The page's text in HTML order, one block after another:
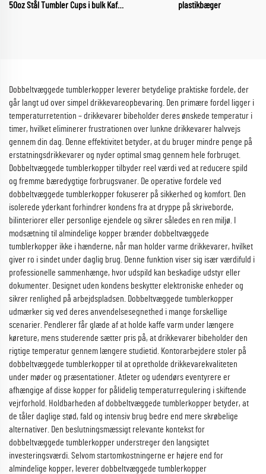
50oz Stål Tumbler Cups i bulk Kaffe
plastikbæger
Dobbeltvæggede tumblerkopper leverer betydelige praktiske fordele, der
går langt ud over simpel drikkevareopbevaring. Den primære fordel ligger i
temperaturretention – drikkevarer bibeholder deres ønskede temperatur i
timer, hvilket eliminerer frustrationen over lunkne drikkevarer halvvejs
gennem din dag. Denne effektivitet betyder, at du bruger mindre penge på
erstatningsdrikkevarer og nyder optimal smag gennem hele forbruget.
Dobbeltvæggede tumblerkopper tilbyder reel værdi ved at reducere spild
og fremme bæredygtige forbrugsvaner. De operative fordele ved
dobbeltvæggede tumblerkopper fokuserer på sikkerhed og komfort. Den
isolerede yderkant forhindrer kondens fra at dryppe på skriveborde,
bilinteriorer eller personlige ejendele og sikrer således en ren miljø. I
modsætning til almindelige kopper brænder dobbeltvæggede
tumblerkopper ikke i hænderne, når man holder varme drikkevarer, hvilket
giver ro i sindet under daglig brug. Denne funktion viser sig især værdifuld i
professionelle sammenhænge, hvor udspild kan beskadige udstyr eller
dokumenter. Designet uden kondens beskytter elektroniske enheder og
sikrer renlighed på arbejdspladsen. Dobbeltvæggede tumblerkopper
udmærker sig ved deres anvendelsesegnethed i mange forskellige
scenarier. Pendlerer får glæde af at holde kaffe varm under længere
køreture, mens studerende sætter pris på, at drikkevarer bibeholder den
rigtige temperatur gennem længere studietid. Kontorarbejdere stoler på
dobbeltvæggede tumblerkopper til at opretholde drikkevarekvaliteten
under møder og præsentationer. Atleter og udendørs eventyrere er
afhængige af disse kopper for pålidelig temperaturregulering i skiftende
vejrforhold. Holdbarheden af dobbeltvæggede tumblerkopper betyder, at
de tåler daglige stød, fald og intensiv brug bedre end mere skrøbelige
alternativer. Den beslutningsmæssigt relevante kontekst for
dobbeltvæggede tumblerkopper understreger den langsigtet
investeringsværdi. Selvom startomkostningerne er højere end for
almindelige kopper, leverer dobbeltvæggede tumblerkopper